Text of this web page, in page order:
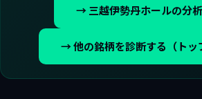
→ 三越伊勢丹ホールの分
→ 他の銘柄を診断する（トッ